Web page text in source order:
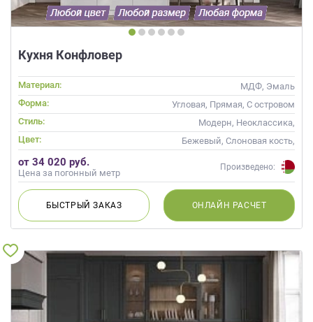
Кухня Конфловер
Материал:
МДФ, Эмаль
Форма:
Угловая, Прямая, С островом
Стиль:
Модерн, Неоклассика,
Современные
Цвет:
Бежевый, Слоновая кость,
Кремовый, Капучино
от 34 020 руб.
Цена за погонный метр
Произведено:
БЫСТРЫЙЗАКАЗ ОНЛАЙН РАСЧЕТ